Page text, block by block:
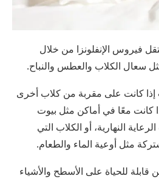
فيروس الإنفلونزا من خلال
سعال الكلاب والعطس والنباح.
إذا كانت على مقربة من كلاب أخرى
كانت معًا في أماكن مثل بيوت
النهارية، أو الكلاب التي
مثل أوعية الماء والطعام.
قابلة للحياة على الأسطح والأشياء